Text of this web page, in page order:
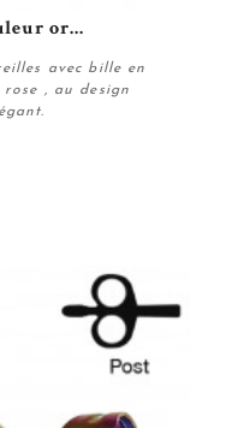
or...
avec bille en
, au design